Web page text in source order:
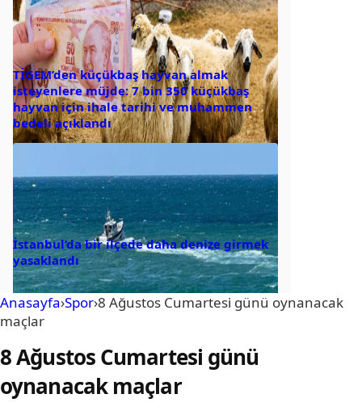
TİGEM’den küçükbaş hayvan almak
isteyenlere müjde: 7 bin 350 küçükbaş
hayvan için ihale tarihi ve muhammen
bedeli açıklandı
İstanbul’da bir ilçede daha denize girmek
yasaklandı
Anasayfa›Spor›8 Ağustos Cumartesi günü oynanacak
maçlar
8 Ağustos Cumartesi günü
oynanacak maçlar